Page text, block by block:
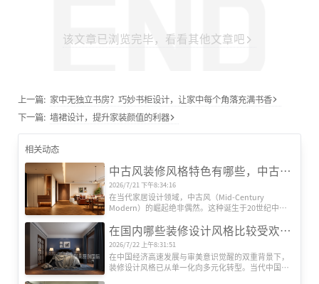
该文章已浏览完毕，看看其他文章吧
上一篇: 家中无独立书房？巧妙书柜设计，让家中每个角落充满书香
下一篇: 墙裙设计，提升家装颜值的利器
相关动态
中古风装修风格特色有哪些，中古风装修设计效果图
2026/7/21 下午8:34:16
在当代家居设计领域，中古风（Mid-Century
Modern）的崛起绝非偶然。这种诞生于20世纪中叶
全球范围内引发新一轮审美革命。其独特魅力源于对
功能主义的极致追求、对复古情怀的现代转译，以及
对人文精神的深度诠释，形成了一套完整的美学体
系。
在国内哪些装修设计风格比较受欢迎？
2026/7/22 上午8:31:51
在中国经济高速发展与审美意识觉醒的双重背景下，
装修设计风格已从单一化向多元化转型。当代中国家